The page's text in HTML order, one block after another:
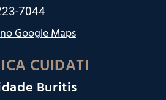
7044
Google Maps
CUIDATI
Buritis